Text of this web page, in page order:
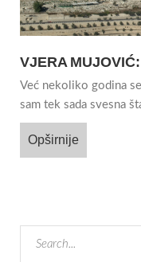
VJERA
Već nekoliko godina
sam tek sada svesna
Opširnije